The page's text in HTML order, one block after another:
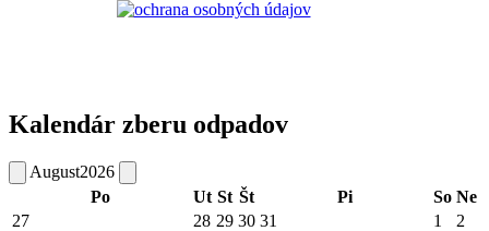
Kalendár zberu odpadov
August2026
Po
Ut St Št Pi So Ne
27
28 29 30 31 1 2